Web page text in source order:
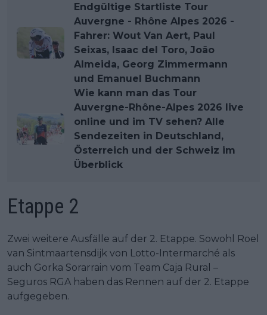
Endgültige Startliste Tour
Auvergne - Rhône Alpes 2026 -
Fahrer: Wout Van Aert, Paul
Seixas, Isaac del Toro, João
Almeida, Georg Zimmermann
und Emanuel Buchmann
Wie kann man das Tour
Auvergne-Rhône-Alpes 2026 live
online und im TV sehen? Alle
Sendezeiten in Deutschland,
Österreich und der Schweiz im
Überblick
Etappe 2
Zwei weitere Ausfälle auf der 2. Etappe. Sowohl Roel
van Sintmaartensdijk von Lotto-Intermarché als
auch Gorka Sorarrain vom Team Caja Rural –
Seguros RGA haben das Rennen auf der 2. Etappe
aufgegeben.